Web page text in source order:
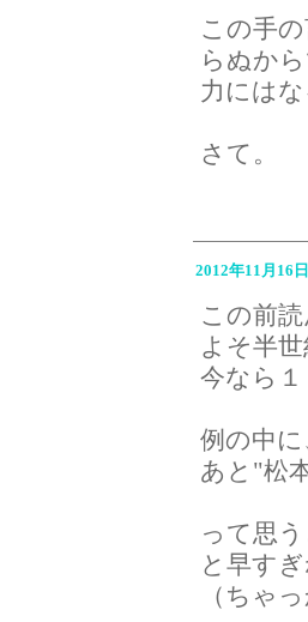
この手
らぬか
力にはな
さて。
2012年11月16
この前
よそ半
今なら
例の中
あと"松
って思
と早すぎ
（ちゃ